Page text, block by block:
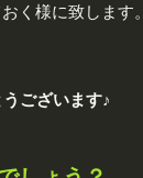
く様に致します。
ございます♪